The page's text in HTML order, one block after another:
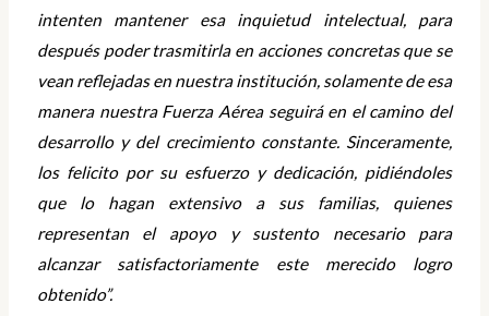
intenten mantener esa inquietud intelectual, para
después poder trasmitirla en acciones concretas que se
vean reflejadas en nuestra institución, solamente de esa
manera nuestra Fuerza Aérea seguirá en el camino del
desarrollo y del crecimiento constante. Sinceramente,
los felicito por su esfuerzo y dedicación, pidiéndoles
que lo hagan extensivo a sus familias, quienes
representan el apoyo y sustento necesario para
alcanzar satisfactoriamente este merecido logro
obtenido”.